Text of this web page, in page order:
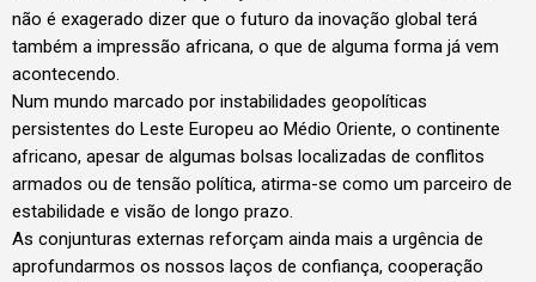
não é exagerado dizer que o futuro da inovação global terá
também a impressão africana, o que de alguma forma já vem
acontecendo.
Num mundo marcado por instabilidades geopolíticas
persistentes do Leste Europeu ao Médio Oriente, o continente
africano, apesar de algumas bolsas localizadas de conflitos
armados ou de tensão política, atirma-se como um parceiro de
estabilidade e visão de longo prazo.
As conjunturas externas reforçam ainda mais a urgência de
aprofundarmos os nossos laços de confiança, cooperação